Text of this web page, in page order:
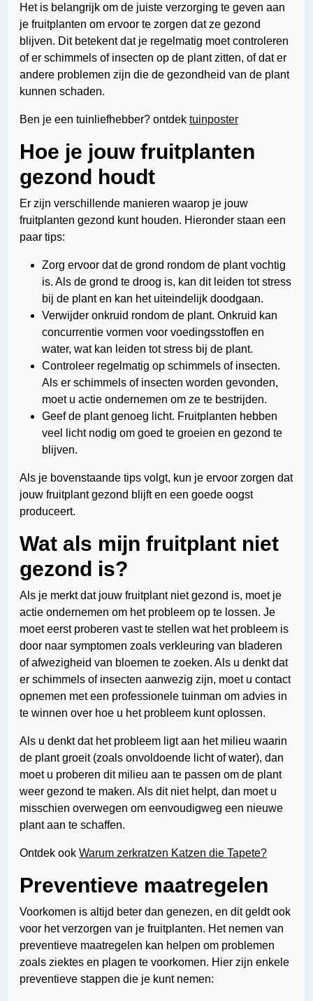
Het is belangrijk om de juiste verzorging te geven aan
je fruitplanten om ervoor te zorgen dat ze gezond
blijven. Dit betekent dat je regelmatig moet controleren
of er schimmels of insecten op de plant zitten, of dat er
andere problemen zijn die de gezondheid van de plant
kunnen schaden.
Ben je een tuinliefhebber? ontdek tuinposter
Hoe je jouw fruitplanten
gezond houdt
Er zijn verschillende manieren waarop je jouw
fruitplanten gezond kunt houden. Hieronder staan een
paar tips:
Zorg ervoor dat de grond rondom de plant vochtig
is. Als de grond te droog is, kan dit leiden tot stress
bij de plant en kan het uiteindelijk doodgaan.
Verwijder onkruid rondom de plant. Onkruid kan
concurrentie vormen voor voedingsstoffen en
water, wat kan leiden tot stress bij de plant.
Controleer regelmatig op schimmels of insecten.
Als er schimmels of insecten worden gevonden,
moet u actie ondernemen om ze te bestrijden.
Geef de plant genoeg licht. Fruitplanten hebben
veel licht nodig om goed te groeien en gezond te
blijven.
Als je bovenstaande tips volgt, kun je ervoor zorgen dat
jouw fruitplant gezond blijft en een goede oogst
produceert.
Wat als mijn fruitplant niet
gezond is?
Als je merkt dat jouw fruitplant niet gezond is, moet je
actie ondernemen om het probleem op te lossen. Je
moet eerst proberen vast te stellen wat het probleem is
door naar symptomen zoals verkleuring van bladeren
of afwezigheid van bloemen te zoeken. Als u denkt dat
er schimmels of insecten aanwezig zijn, moet u contact
opnemen met een professionele tuinman om advies in
te winnen over hoe u het probleem kunt oplossen.
Als u denkt dat het probleem ligt aan het milieu waarin
de plant groeit (zoals onvoldoende licht of water), dan
moet u proberen dit milieu aan te passen om de plant
weer gezond te maken. Als dit niet helpt, dan moet u
misschien overwegen om eenvoudigweg een nieuwe
plant aan te schaffen.
Ontdek ook Warum zerkratzen Katzen die Tapete?
Preventieve maatregelen
Voorkomen is altijd beter dan genezen, en dit geldt ook
voor het verzorgen van je fruitplanten. Het nemen van
preventieve maatregelen kan helpen om problemen
zoals ziektes en plagen te voorkomen. Hier zijn enkele
preventieve stappen die je kunt nemen: